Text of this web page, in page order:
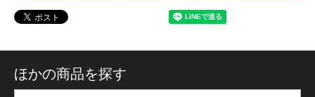
ほかの商品を探す